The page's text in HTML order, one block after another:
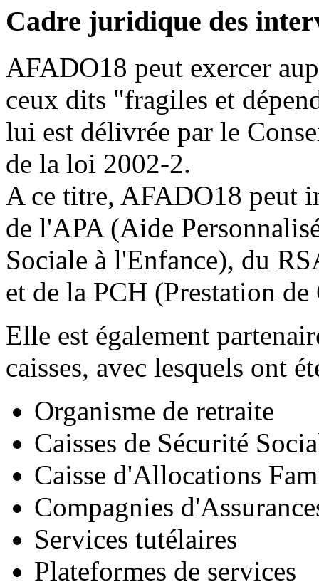
Cadre juridique des
AFADO18 peut exercer
ceux dits "fragiles et
lui est délivrée par le
de la loi 2002-2.
A ce titre, AFADO18 peut
de l'APA (Aide
Sociale à l'Enfance), du
et de la PCH (Prestation
Elle est également
caisses, avec lesquels ont
Organisme de retraite
Caisses de Sécurité
Caisse d'Allocations
Compagnies
Services tutélaires
Plateformes de services